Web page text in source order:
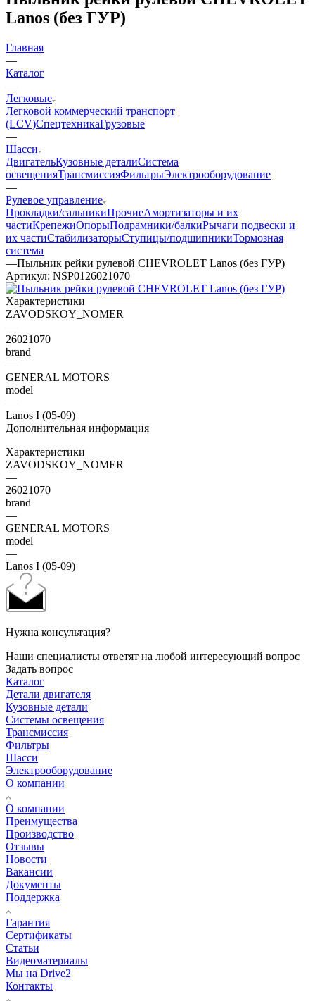
Lanos (без ГУР)
Главная
—
Каталог
—
Легковые
Легковой коммерческий транспорт
(LCV)СпецтехникаГрузовые
—
Шасси
ДвигательКузовные деталиСистема
освещенияТрансмиссияФильтрыЭлектрооборудование
—
Рулевое управление
Прокладки/сальникиПрочиеАмортизаторы и их
частиКрепежиОпорыПодрамники/балкиРычаги подвески и
их частиСтабилизаторыСтупицы/подшипникиТормозная
система
—Пыльник рейки рулевой CHEVROLET Lanos (без ГУР)
Артикул: NSP0126021070
Характеристики
ZAVODSKOY_NOMER
—
26021070
brand
—
GENERAL MOTORS
model
—
Lanos I (05-09)
Дополнительная информация
Характеристики
ZAVODSKOY_NOMER
—
26021070
brand
—
GENERAL MOTORS
model
—
Lanos I (05-09)
Нужна консультация?
Наши специалисты ответят на любой интересующий вопрос
Задать вопрос
Каталог
Детали двигателя
Кузовные детали
Системы освещения
Трансмиссия
Фильтры
Шасси
Электрооборудование
О компании
О компании
Преимущества
Производство
Отзывы
Новости
Вакансии
Документы
Поддержка
Гарантия
Сертификаты
Статьи
Видеоматериалы
Мы на Drive2
Контакты